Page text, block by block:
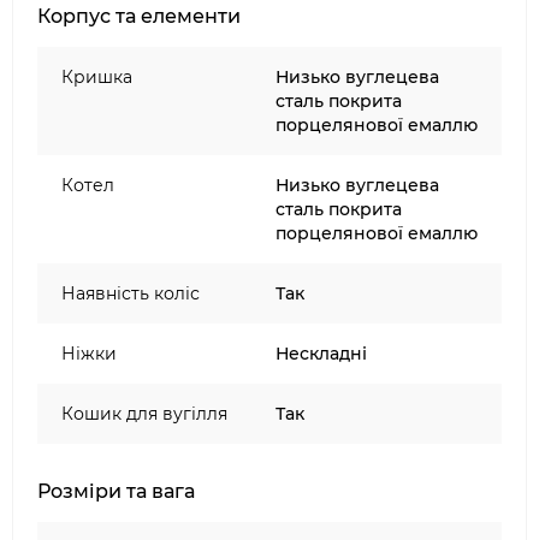
Корпус та елементи
Кришка
Низько вуглецева
сталь покрита
порцелянової емаллю
Котел
Низько вуглецева
сталь покрита
порцелянової емаллю
Наявність коліс Так
Ніжки Нескладні
Кошик для вугілля Так
Розміри та вага